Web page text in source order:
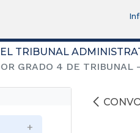
TRIBUNAL
GRADO 4 DE TRIBUNAL